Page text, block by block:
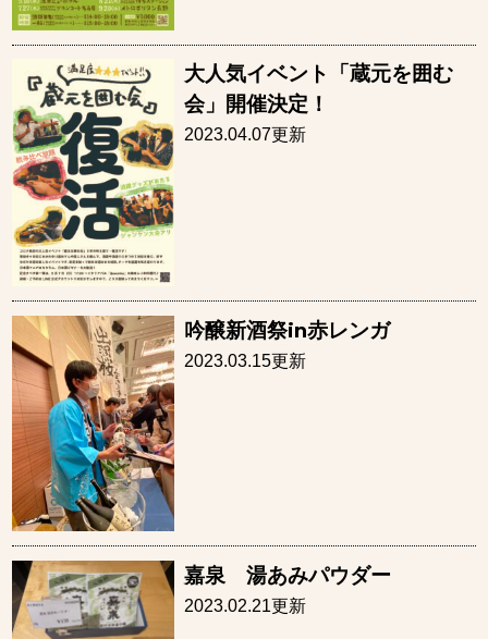
大人気イベント「蔵元を囲む
会」開催決定！
2023.04.07更新
吟醸新酒祭in赤レンガ
2023.03.15更新
嘉泉 湯あみパウダー
2023.02.21更新